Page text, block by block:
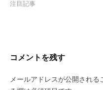
注目記事
コメントを残す
メールアドレスが公開される